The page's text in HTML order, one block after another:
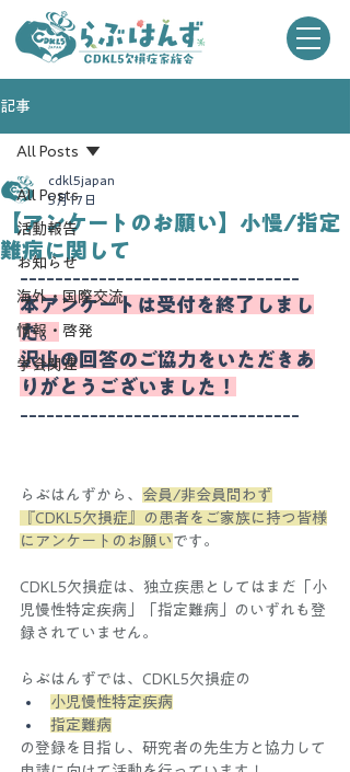
記事
All Posts
活動報告
お知らせ
海外・国際交流
情報・啓発
学会関連
All Posts
【アンケートのお願い】小慢/指定
難病に関して
cdkl5japan
5月17日
--------------------------------
本アンケートは受付を終了しまし
た。
沢山の回答のご協力をいただきあ
りがとうございました！
--------------------------------
らぶはんずから、 会員/非会員問わず
『CDKL5欠損症』の患者をご家族に持つ皆様
にアンケートのお願い です。
CDKL5欠損症は、独立疾患としてはまだ「小
児慢性特定疾病」「指定難病」のいずれも登
録されていません。
らぶはんずでは、CDKL5欠損症の
小児慢性特定疾病
指定難病
の登録を目指し、研究者の先生方と協力して